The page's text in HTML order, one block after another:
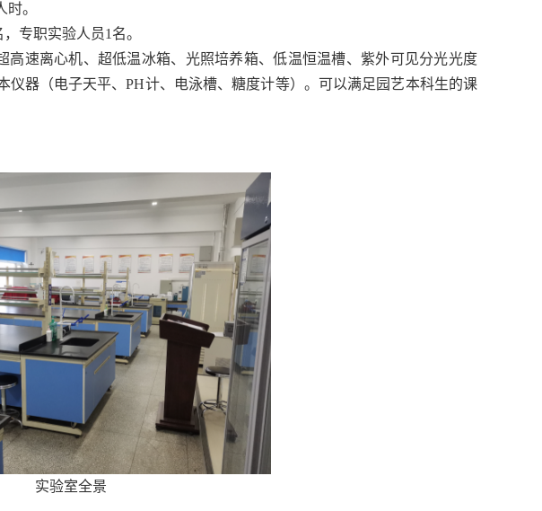
。
专职实验人员1名。
速离心机、超低温冰箱、光照培养箱、低温恒温槽、紫外可见分光光度
器（电子天平、PH计、电泳槽、糖度计等）。可以满足园艺本科生的课
实验室全景